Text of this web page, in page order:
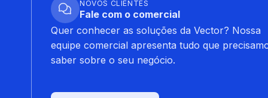
NOVOS CLIENTES
Fale com o comercial
Quer conhecer as soluções da Vector? Nossa
equipe comercial apresenta tudo que
saber sobre o seu negócio.